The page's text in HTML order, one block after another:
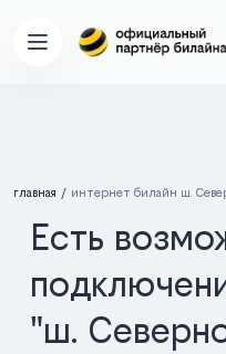
главная интернет билайн ш.
Есть
"ш.